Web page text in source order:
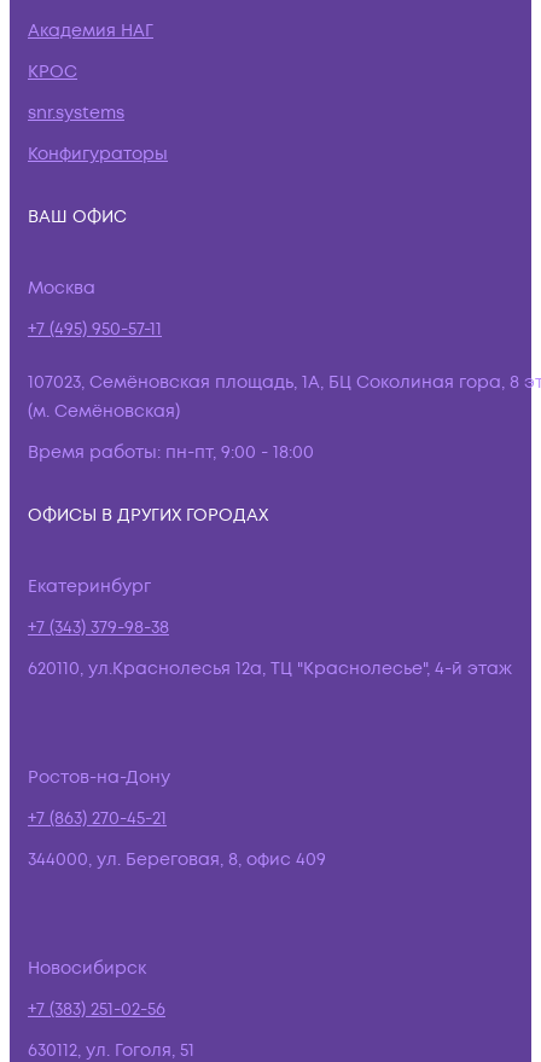
Академия НАГ
КРОС
snr.systems
Конфигураторы
ВАШ ОФИС
Москва
+7 (495) 950-57-11
107023, Семёновская площадь, 1А, БЦ Соколиная гора, 8
(м. Семёновская)
Время работы: пн-пт, 9:00 - 18:00
ОФИСЫ В ДРУГИХ ГОРОДАХ
Екатеринбург
+7 (343) 379-98-38
620110, ул.Краснолесья 12а, ТЦ "Краснолесье", 4-й этаж
Ростов-на-Дону
+7 (863) 270-45-21
344000, ул. Береговая, 8, офис 409
Новосибирск
+7 (383) 251-02-56
630112, ул. Гоголя, 51